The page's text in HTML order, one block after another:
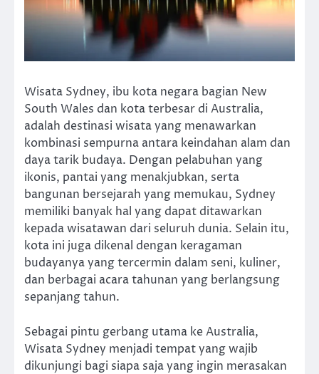
Wisata Sydney, ibu kota negara bagian New
South Wales dan kota terbesar di Australia,
adalah destinasi wisata yang menawarkan
kombinasi sempurna antara keindahan alam dan
daya tarik budaya. Dengan pelabuhan yang
ikonis, pantai yang menakjubkan, serta
bangunan bersejarah yang memukau, Sydney
memiliki banyak hal yang dapat ditawarkan
kepada wisatawan dari seluruh dunia. Selain itu,
kota ini juga dikenal dengan keragaman
budayanya yang tercermin dalam seni, kuliner,
dan berbagai acara tahunan yang berlangsung
sepanjang tahun.
Sebagai pintu gerbang utama ke Australia,
Wisata Sydney menjadi tempat yang wajib
dikunjungi bagi siapa saja yang ingin merasakan